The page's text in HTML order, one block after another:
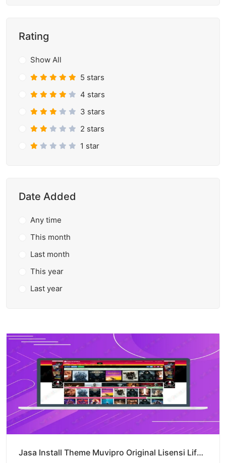
Rating
Show All
5 stars
4 stars
3 stars
2 stars
1 star
Date Added
Any time
This month
Last month
This year
Last year
Jasa Install Theme Muvipro Original Lisensi Lifetime